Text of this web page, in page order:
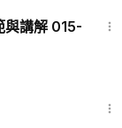
與講解 015-